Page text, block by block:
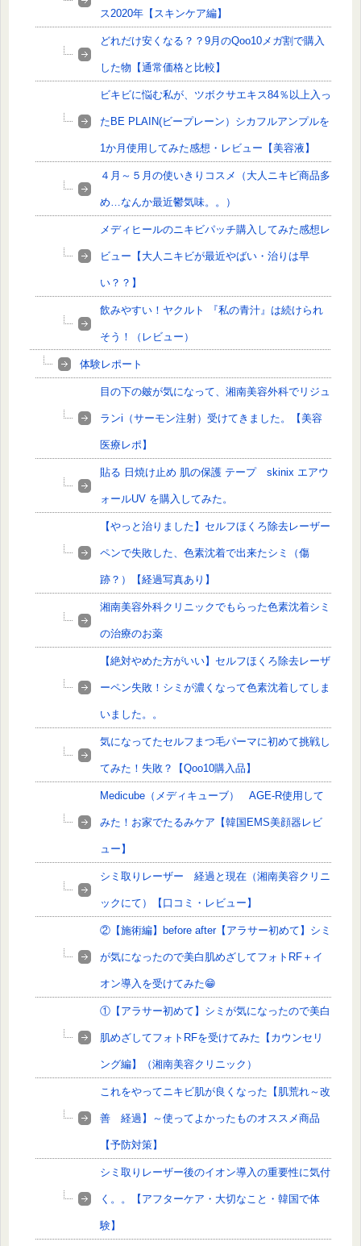
ス2020年【スキンケア編】
どれだけ安くなる？？9月のQoo10メガ割で購入
した物【通常価格と比較】
ビキビに悩む私が、ツボクサエキス84％以上入っ
たBE PLAIN(ビープレーン）シカフルアンプルを
1か月使用してみた感想・レビュー【美容液】
４月～５月の使いきりコスメ（大人ニキビ商品多
め…なんか最近鬱気味。。）
メディヒールのニキビパッチ購入してみた感想レ
ビュー【大人ニキビが最近やばい・治りは早
い？？】
飲みやすい！ヤクルト 『私の青汁』は続けられ
そう！（レビュー）
体験レポート
目の下の皴が気になって、湘南美容外科でリジュ
ランi（サーモン注射）受けてきました。【美容
医療レポ】
貼る 日焼け止め 肌の保護 テープ skinix エアウ
ォールUV を購入してみた。
【やっと治りました】セルフほくろ除去レーザー
ペンで失敗した、色素沈着で出来たシミ（傷
跡？）【経過写真あり】
湘南美容外科クリニックでもらった色素沈着シミ
の治療のお薬
【絶対やめた方がいい】セルフほくろ除去レーザ
ーペン失敗！シミが濃くなって色素沈着してしま
いました。。
気になってたセルフまつ毛パーマに初めて挑戦し
てみた！失敗？【Qoo10購入品】
Medicube（メディキューブ） AGE-R使用して
みた！お家でたるみケア【韓国EMS美顔器レビ
ュー】
シミ取りレーザー 経過と現在（湘南美容クリニ
ックにて）【口コミ・レビュー】
②【施術編】before after【アラサー初めて】シミ
が気になったので美白肌めざしてフォトRF＋イ
オン導入を受けてみた😁
①【アラサー初めて】シミが気になったので美白
肌めざしてフォトRFを受けてみた【カウンセリ
ング編】（湘南美容クリニック）
これをやってニキビ肌が良くなった【肌荒れ～改
善 経過】～使ってよかったものオススメ商品
【予防対策】
シミ取りレーザー後のイオン導入の重要性に気付
く。。【アフターケア・大切なこと・韓国で体
験】